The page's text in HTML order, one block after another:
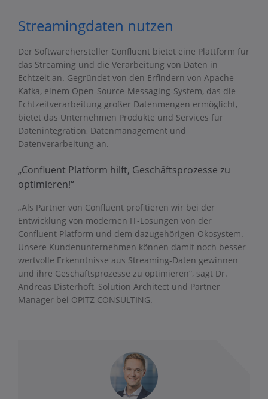
Streamingdaten nutzen
Der Softwarehersteller Confluent bietet eine Plattform für
das Streaming und die Verarbeitung von Daten in
Echtzeit an. Gegründet von den Erfindern von Apache
Kafka, einem Open-Source-Messaging-System, das die
Echtzeitverarbeitung großer Datenmengen ermöglicht,
bietet das Unternehmen Produkte und Services für
Datenintegration, Datenmanagement und
Datenverarbeitung an.
„Confluent Platform hilft, Geschäftsprozesse zu
optimieren!“
„Als Partner von Confluent profitieren wir bei der
Entwicklung von modernen IT-Lösungen von der
Confluent Platform und dem dazugehörigen Ökosystem.
Unsere Kundenunternehmen können damit noch besser
wertvolle Erkenntnisse aus Streaming-Daten gewinnen
und ihre Geschäftsprozesse zu optimieren“, sagt Dr.
Andreas Disterhöft, Solution Architect und Partner
Manager bei OPITZ CONSULTING.